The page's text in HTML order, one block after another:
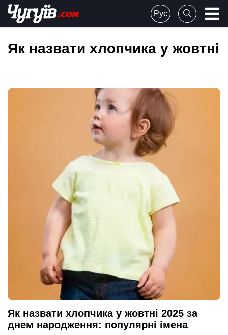
Skip
content
Chuguiv
Рус
Як назвати хлопчика у жовтні
Як назвати хлопчика у жовтні 2025 за
днем народження: популярні імена